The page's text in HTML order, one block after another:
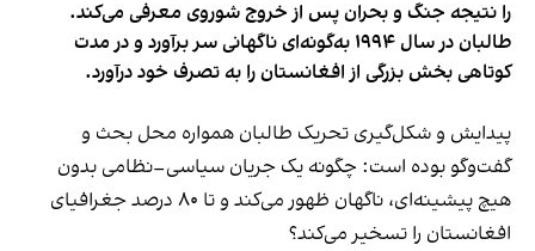
را نتیجه جنگ و بحران پس از خروج شوروی معرفی می‌کند.
طالبان در سال ۱۹۹۴ به‌گونه‌ای ناگهانی سر برآورد و در مدت
کوتاهی بخش بزرگی از افغانستان را به تصرف خود درآورد.
پیدایش و شکل‌گیری تحریک طالبان همواره محل بحث و
گفت‌وگو بوده است: چگونه یک جریان سیاسی–نظامی بدون
هیچ پیشینه‌ای، ناگهان ظهور می‌کند و تا ۸۰ درصد جغرافیای
افغانستان را تسخیر می‌کند؟